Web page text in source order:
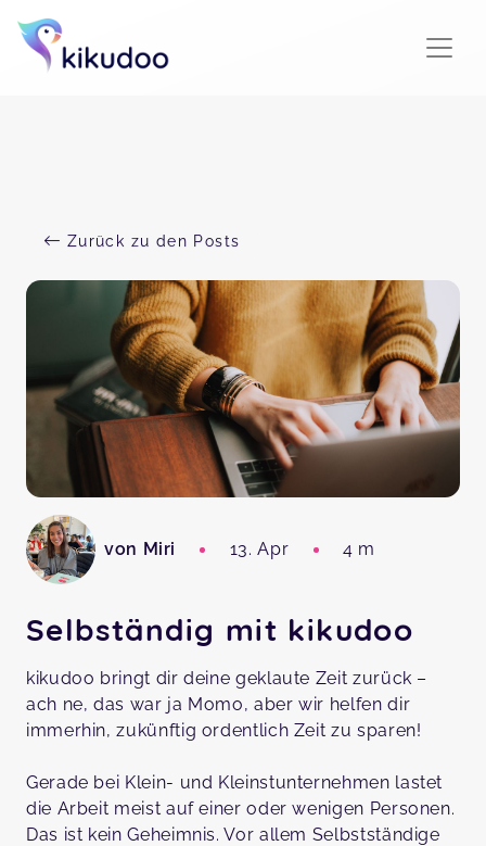
Zurück zu den Posts
von Miri 13. Apr 4 m
Selbständig mit kikudoo
kikudoo bringt dir deine geklaute Zeit zurück –
ach ne, das war ja Momo, aber wir helfen dir
immerhin, zukünftig ordentlich Zeit zu sparen!
Gerade bei Klein- und Kleinstunternehmen lastet
die Arbeit meist auf einer oder wenigen Personen.
Das ist kein Geheimnis. Vor allem Selbstständige